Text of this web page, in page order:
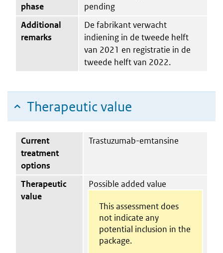
phase
pending
Additional
remarks
De fabrikant verwacht
indiening in de tweede helft
van 2021 en registratie in de
tweede helft van 2022.
Therapeutic value
Current
treatment
options
Trastuzumab-emtansine
Therapeutic
value
Possible added value
This assessment does
not indicate any
potential inclusion in the
package.